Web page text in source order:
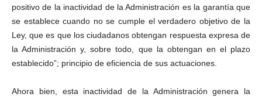
positivo de la inactividad de la Administración es la garantía que
se establece cuando no se cumple el verdadero objetivo de la
Ley, que es que los ciudadanos obtengan respuesta expresa de
la Administración y, sobre todo, que la obtengan en el plazo
establecido”; principio de eficiencia de sus actuaciones.
Ahora bien, esta inactividad de la Administración genera la